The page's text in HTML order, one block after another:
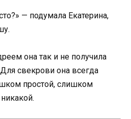
— подумала Екатерина,
она так и не получила
свекрови она всегда
простой, слишком